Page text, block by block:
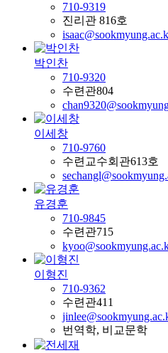
710-9319
진리관 816호
박인찬
710-9320
수련관804
이세창
710-9760
수련교수회관613호
유경훈
710-9845
수련관715
이형진
710-9362
수련관411
번역학, 비교문학